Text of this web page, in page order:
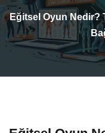
Eğitsel Oyun Nedir?